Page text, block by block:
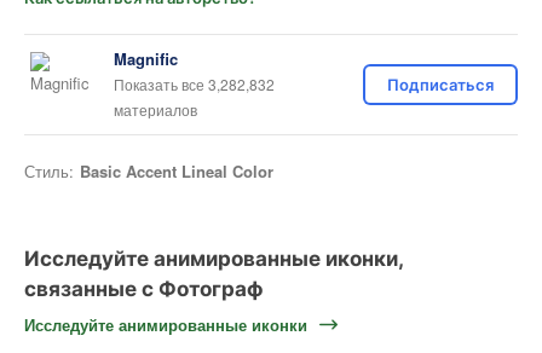
Magnific
Показать все 3,282,832
материалов
Подписаться
Стиль: Basic Accent Lineal Color
Исследуйте анимированные иконки,
связанные с Фотограф
Исследуйте анимированные иконки